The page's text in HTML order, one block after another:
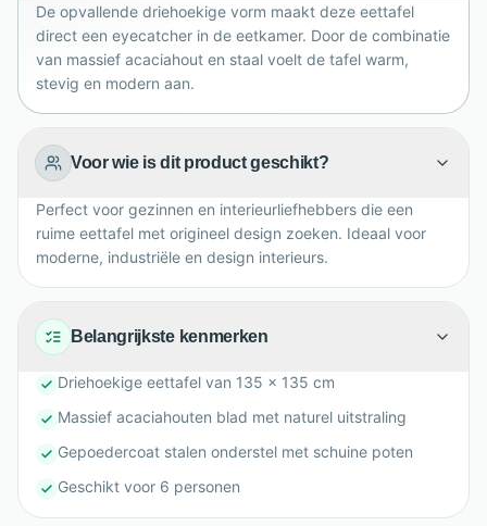
stijlvolle interieurs met karakter.
De opvallende driehoekige vorm maakt deze eettafel
direct een eyecatcher in de eetkamer. Door de combinatie
van massief acaciahout en staal voelt de tafel warm,
stevig en modern aan.
Voor wie is dit product geschikt?
Perfect voor gezinnen en interieurliefhebbers die een
ruime eettafel met origineel design zoeken. Ideaal voor
moderne, industriële en design interieurs.
Belangrijkste kenmerken
Driehoekige eettafel van 135 x 135 cm
Massief acaciahouten blad met naturel uitstraling
Gepoedercoat stalen onderstel met schuine poten
Geschikt voor 6 personen